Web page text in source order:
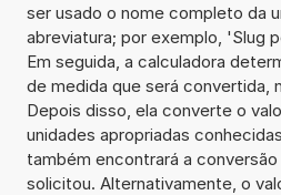
ser usado o nome completo da
abreviatura; por exemplo,
Em seguida, a calculadora
de medida que será convertida,
Depois disso, ela converte o
unidades apropriadas
também encontrará a
solicitou. Alternativamente, o